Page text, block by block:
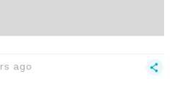
ago